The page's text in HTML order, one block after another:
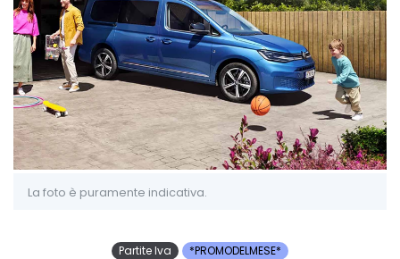
La foto è puramente indicativa.
Partite Iva *PROMODELMESE*